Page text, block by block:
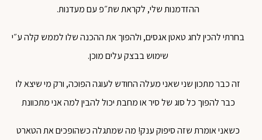
ההזדמנות שלי, לקראת שת״פ עם מעדנות.
בחרתי להכין לחג טאטן אגסים, ולהפוך את ההכנה שלו לממש קלה ע״י
שימוש בבצק עלים מוכן.
זה כבר מתכון שני שאני מעלה החודש לעוגה הפוכה, ורק מי שיצא לו
כבר להפוך כל סוג של סיר או מחבת יכול להבין למה אני מתכוונת
כשאני אומרת שזה סיפוק ענק! מה שמתגלה כשהופכים את הטארט